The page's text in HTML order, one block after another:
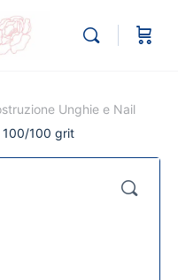
Unghie e Nail
100/100 grit
🔍